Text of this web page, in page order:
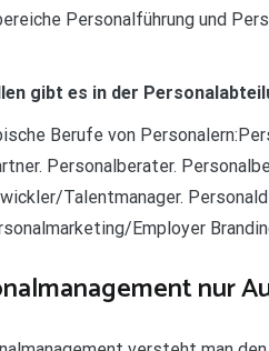
Personalführung und
gibt es in der
Berufe von
Personalberater.
Talentmanager.
Employer
nur